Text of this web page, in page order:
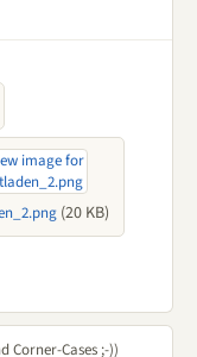
(20 KB)
Corner-Cases ;-))